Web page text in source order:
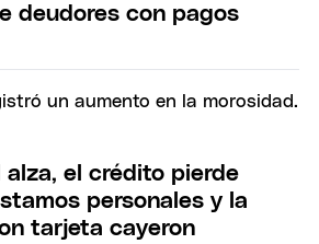
deudores con pagos
alza, el crédito pierde
personales y la
tarjeta cayeron